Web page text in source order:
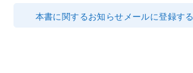
本書に関するお知らせメールに登録する